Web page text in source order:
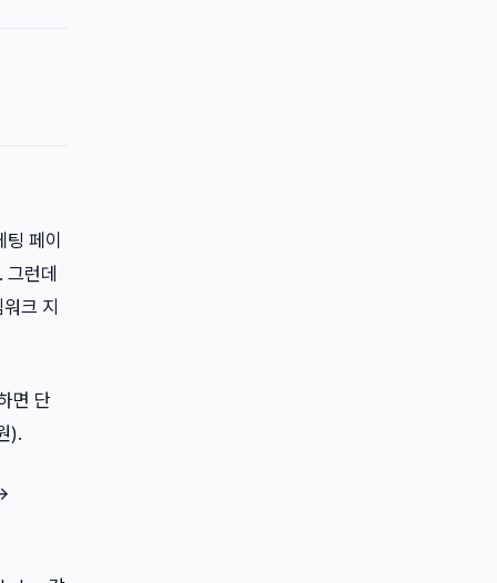
페이
그런데
크 지
면 단
).